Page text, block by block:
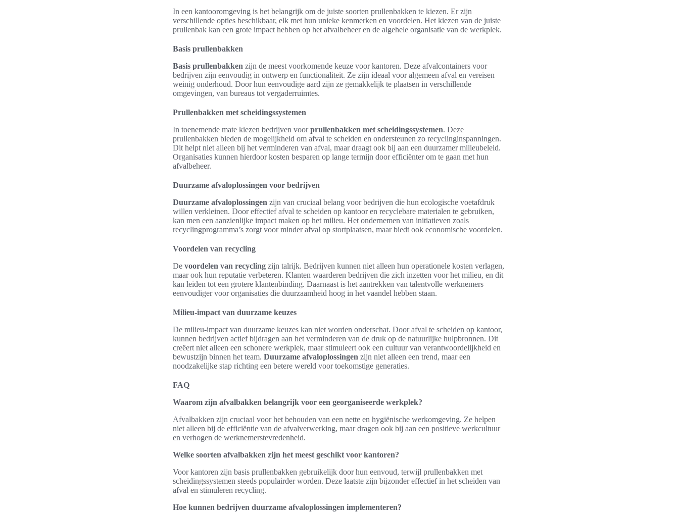
In een kantooromgeving is het belangrijk om de juiste soorten prullenbakken te kiezen. Er zijn
verschillende opties beschikbaar, elk met hun unieke kenmerken en voordelen. Het kiezen van de juiste
prullenbak kan een grote impact hebben op het afvalbeheer en de algehele organisatie van de werkplek.
Basis prullenbakken
Basis prullenbakken zijn de meest voorkomende keuze voor kantoren. Deze afvalcontainers voor
bedrijven zijn eenvoudig in ontwerp en functionaliteit. Ze zijn ideaal voor algemeen afval en vereisen
weinig onderhoud. Door hun eenvoudige aard zijn ze gemakkelijk te plaatsen in verschillende
omgevingen, van bureaus tot vergaderruimtes.
Prullenbakken met scheidingssystemen
In toenemende mate kiezen bedrijven voorprullenbakken met scheidingssystemen. Deze
prullenbakken bieden de mogelijkheid om afval te scheiden en ondersteunen zo recyclinginspanningen.
Dit helpt niet alleen bij het verminderen van afval, maar draagt ook bij aan een duurzamer milieubeleid.
Organisaties kunnen hierdoor kosten besparen op lange termijn door efficiënter om te gaan met hun
afvalbeheer.
Duurzame afvaloplossingen voor bedrijven
Duurzame afvaloplossingen zijn van cruciaal belang voor bedrijven die hun ecologische voetafdruk
willen verkleinen. Door effectief afval te scheiden op kantoor en recyclebare materialen te gebruiken,
kan men een aanzienlijke impact maken op het milieu. Het ondernemen van initiatieven zoals
recyclingprogramma’s zorgt voor minder afval op stortplaatsen, maar biedt ook economische voordelen.
Voordelen van recycling
De voordelen van recycling zijn talrijk. Bedrijven kunnen niet alleen hun operationele kosten verlagen,
maar ook hun reputatie verbeteren. Klanten waarderen bedrijven die zich inzetten voor het milieu, en dit
kan leiden tot een grotere klantenbinding. Daarnaast is het aantrekken van talentvolle werknemers
eenvoudiger voor organisaties die duurzaamheid hoog in het vaandel hebben staan.
Milieu-impact van duurzame keuzes
De milieu-impact van duurzame keuzes kan niet worden onderschat. Door afval te scheiden op kantoor,
kunnen bedrijven actief bijdragen aan het verminderen van de druk op de natuurlijke hulpbronnen. Dit
creëert niet alleen een schonere werkplek, maar stimuleert ook een cultuur van verantwoordelijkheid en
bewustzijn binnen het team. Duurzame afvaloplossingen zijn niet alleen een trend, maar een
noodzakelijke stap richting een betere wereld voor toekomstige generaties.
FAQ
Waarom zijn afvalbakken belangrijk voor een georganiseerde werkplek?
Afvalbakken zijn cruciaal voor het behouden van een nette en hygiënische werkomgeving. Ze helpen
niet alleen bij de efficiëntie van de afvalverwerking, maar dragen ook bij aan een positieve werkcultuur
en verhogen de werknemerstevredenheid.
Welke soorten afvalbakken zijn het meest geschikt voor kantoren?
Voor kantoren zijn basis prullenbakken gebruikelijk door hun eenvoud, terwijl prullenbakken met
scheidingssystemen steeds populairder worden. Deze laatste zijn bijzonder effectief in het scheiden van
afval en stimuleren recycling.
Hoe kunnen bedrijven duurzame afvaloplossingen implementeren?